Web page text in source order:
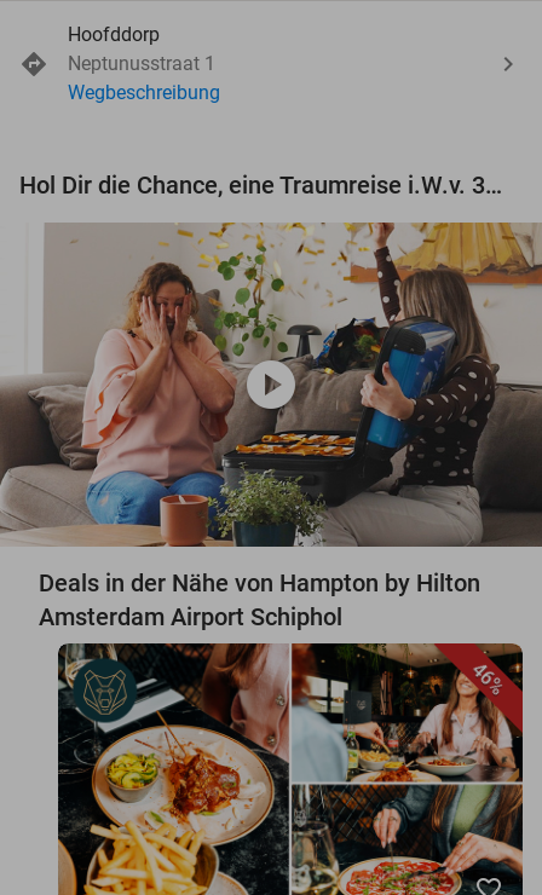
Hoofddorp
Neptunusstraat 1
Wegbeschreibung
Hol Dir die Chance, eine Traumreise i.W.v. 3.000 € zu gewinnen!
play_circle
Deals in der Nähe von Hampton by Hilton
Amsterdam Airport Schiphol
46%
favorite_border